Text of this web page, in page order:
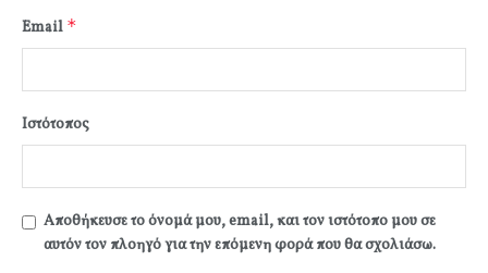
Email *
Ιστότοπος
Αποθήκευσε το όνομά μου, email, και τον ιστότοπο μου σε
αυτόν τον πλοηγό για την επόμενη φορά που θα σχολιάσω.